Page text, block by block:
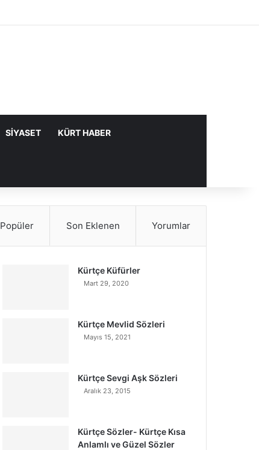
SIYASET KÜRT HABER
Popüler Son Eklenen Yorumlar
Kürtçe Küfürler
Mart 29, 2020
Kürtçe Mevlid Sözleri
Mayıs 15, 2021
Kürtçe Sevgi Aşk Sözleri
Aralık 23, 2015
Kürtçe Sözler- Kürtçe Kısa
Anlamlı ve Güzel Sözler